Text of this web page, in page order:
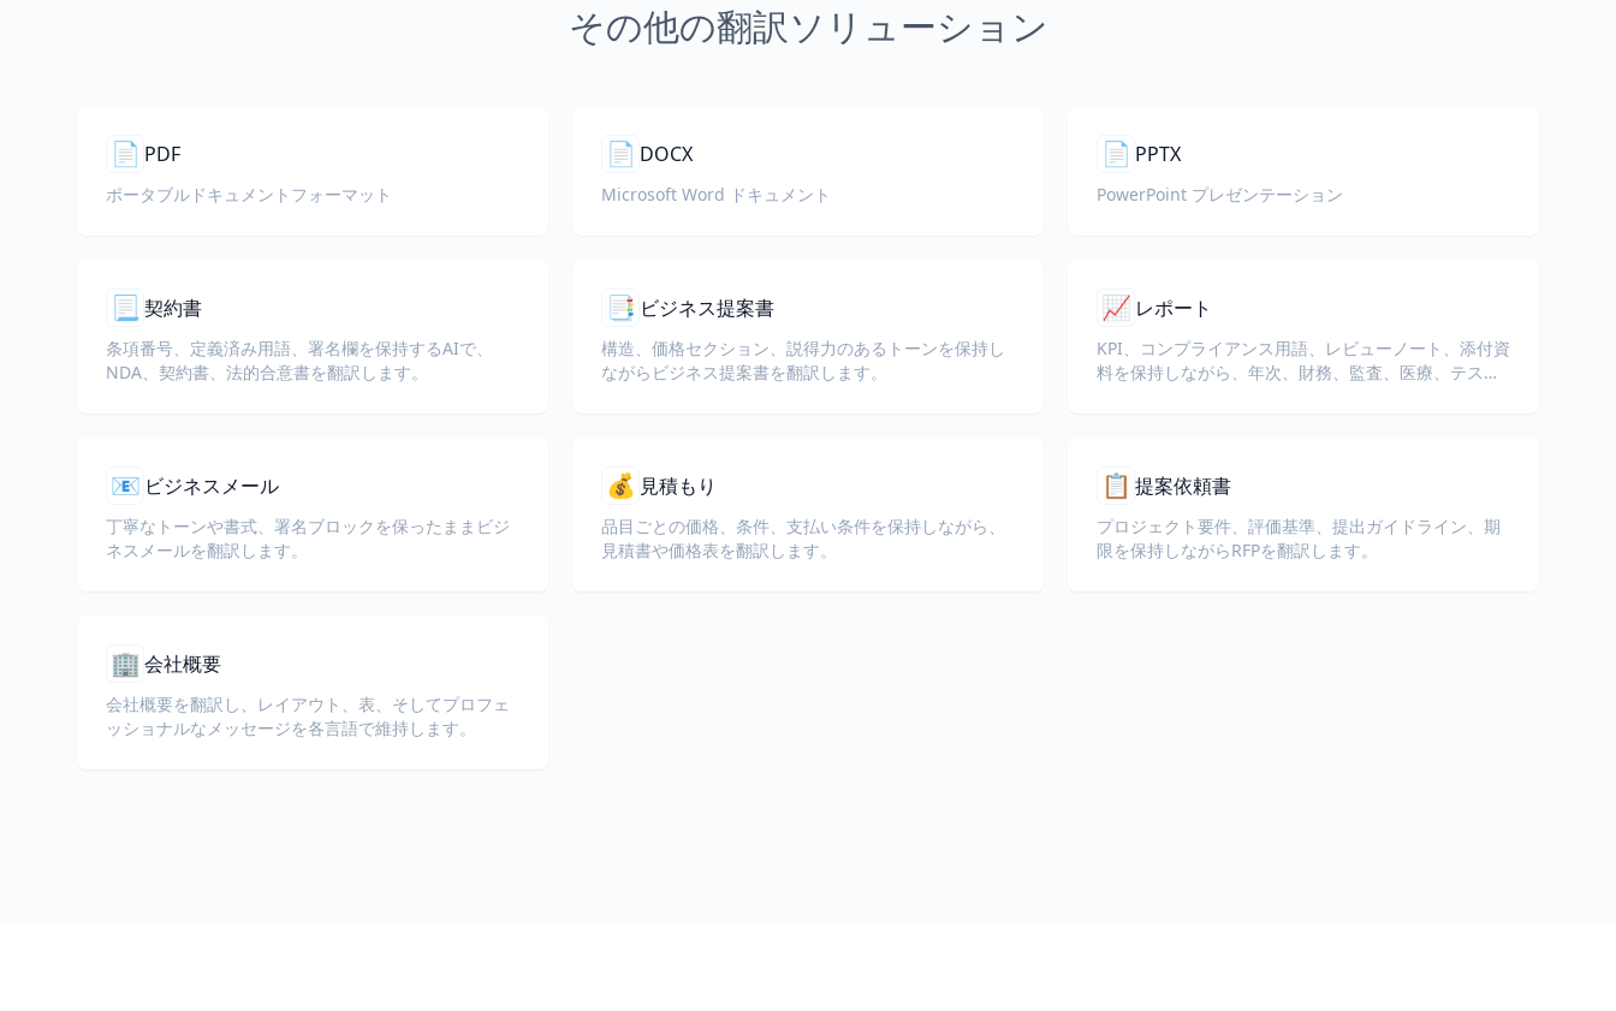
その他の翻訳ソリューション
📄 PDF
ポータブルドキュメントフォーマット
📄 DOCX
Microsoft Word ドキュメント
📄 PPTX
PowerPoint プレゼンテーション
📃 契約書
条項番号、定義済み用語、署名欄を保持するAIで、
NDA、契約書、法的合意書を翻訳します。
📑 ビジネス提案書
構造、価格セクション、説得力のあるトーンを保持し
ながらビジネス提案書を翻訳します。
📈 レポート
KPI、コンプライアンス用語、レビューノート、添付資
料を保持しながら、年次、財務、監査、医療、テスト
📧 ビジネスメール
丁寧なトーンや書式、署名ブロックを保ったままビジ
ネスメールを翻訳します。
💰 見積もり
品目ごとの価格、条件、支払い条件を保持しながら、
見積書や価格表を翻訳します。
📋 提案依頼書
プロジェクト要件、評価基準、提出ガイドライン、期
限を保持しながらRFPを翻訳します。
🏢 会社概要
会社概要を翻訳し、レイアウト、表、そしてプロフェ
ッショナルなメッセージを各言語で維持します。